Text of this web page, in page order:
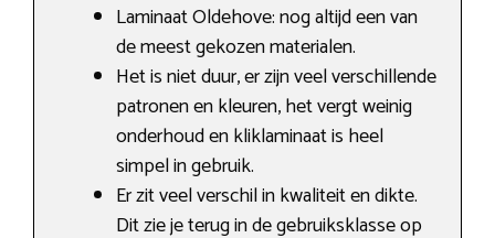
Laminaat Oldehove: nog altijd een van
de meest gekozen materialen.
Het is niet duur, er zijn veel verschillende
patronen en kleuren, het vergt weinig
onderhoud en kliklaminaat is heel
simpel in gebruik.
Er zit veel verschil in kwaliteit en dikte.
Dit zie je terug in de gebruiksklasse op